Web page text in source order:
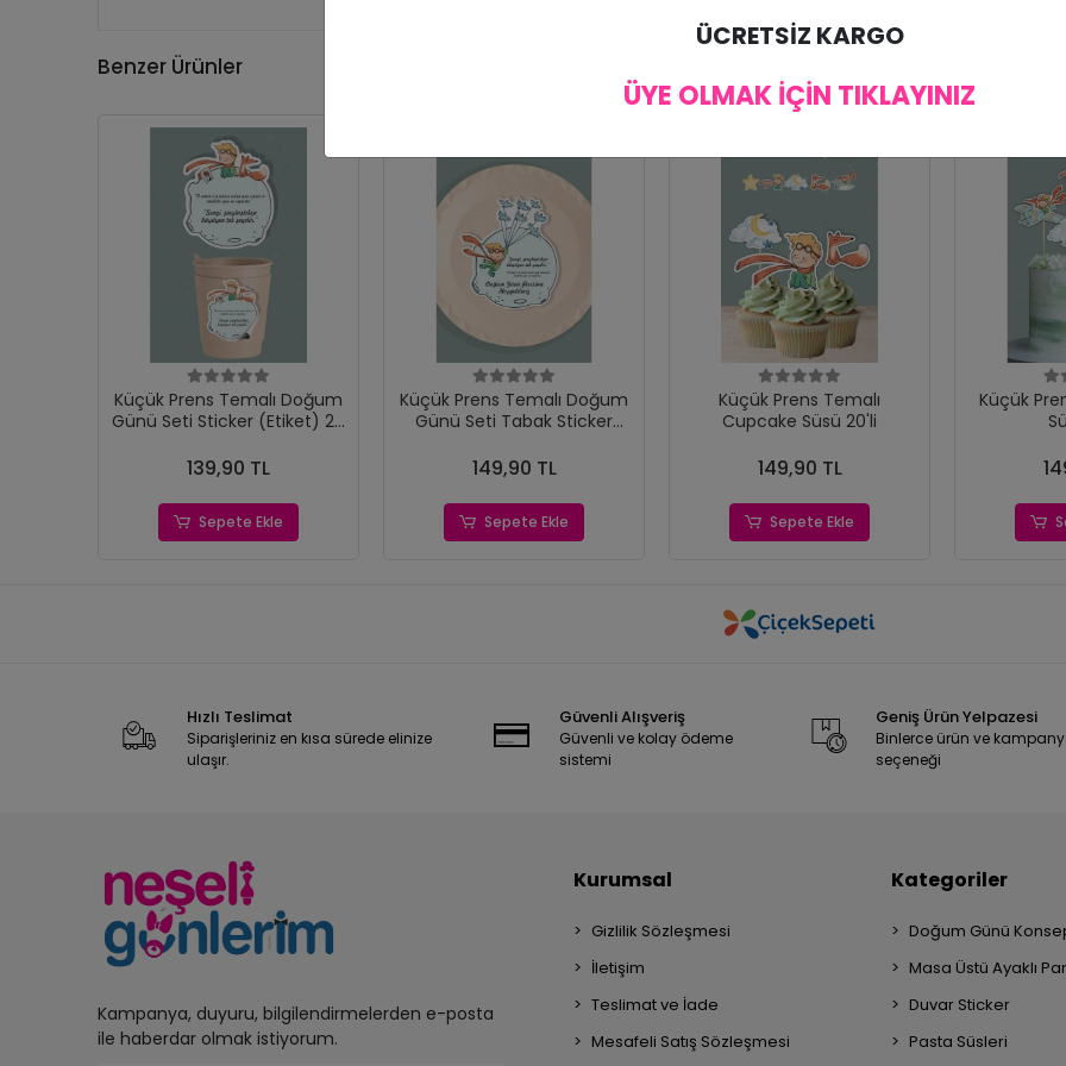
Benzer Ürünler
Küçük Prens Temalı Doğum
Günü Seti Sticker (Etiket) 20
139,90 TL
Sepete Ekle
Küçük Prens Temalı Doğum
Günü Seti Tabak Sticker
149,90 TL
Sepete Ekle
Küçük Prens Temalı
Cupcake Süsü 20'li
149,90 TL
Sepete Ekle
Küçük
Hızlı Teslimat
Siparişleriniz en kısa sürede elinize
ulaşır.
Güvenli Alışveriş
Güvenli ve kolay ödeme
sistemi
Geniş Ürün Yelpazesi
Binlerce ürün ve
seçeneği
Kampanya, duyuru, bilgilendirmelerden e-posta
ile haberdar olmak istiyorum.
Kurumsal
Gizlilik Sözleşmesi
İletişim
Teslimat ve İade
Mesafeli Satış Sözleşmesi
Kategoriler
Doğum Günü
Masa Üstü Ayaklı
Duvar Sticker
Pasta Süsleri
ÜCRETSİZ KARGO
ÜYE OLMAK İÇİN TIKLAYINIZ